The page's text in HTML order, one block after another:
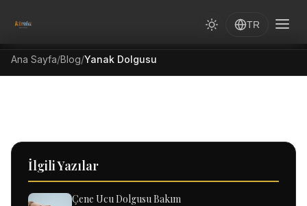
TR
Ana Sayfa/Blog/Yanak Dolgusu
İlgili Yazılar
Çene Ucu Dolgusu Bakım